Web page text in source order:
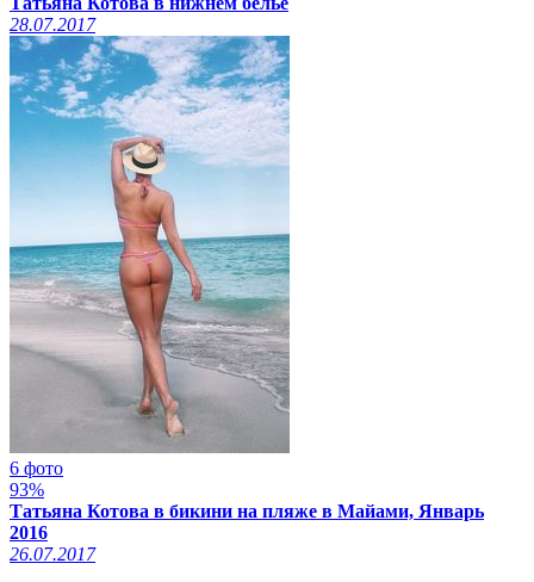
28.07.2017
6 фото
93%
Татьяна Котова в бикини на пляже в Майами, Январь
2016
26.07.2017